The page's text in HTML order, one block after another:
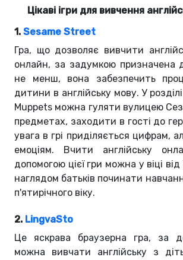
Цікаві ігри для вивчення
1. Sesame Street
Гра, що дозволяє вивчити
онлайн, за задумкою призначена
не менш, вона забезпечить
дитини в англійську мову. У
Muppets можна гуляти вулицею
предметах, заходити в гості до
увага в грі приділяється цифрам,
емоціям. Вчити англійську
допомогою цієї гри можна у віці від
наглядом батьків починати
п'ятирічного віку.
2. LingvaSto
Це яскрава браузерна гра, за
можна вивчати англійську з